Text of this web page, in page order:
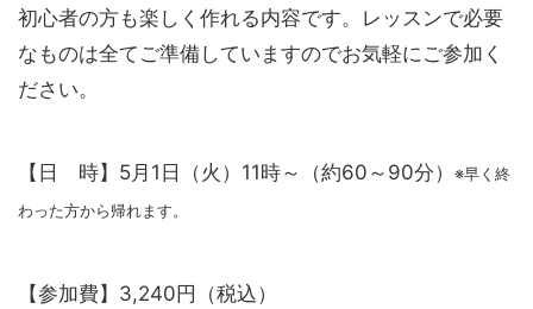
初心者の方も楽しく作れる内容です。レッスンで必要
なものは全てご準備していますのでお気軽にご参加く
ださい。
【日 時】5月1日（火）11時～（約60～90分）
※早く終
わった方から帰れます。
【参加費】3,240円（税込）